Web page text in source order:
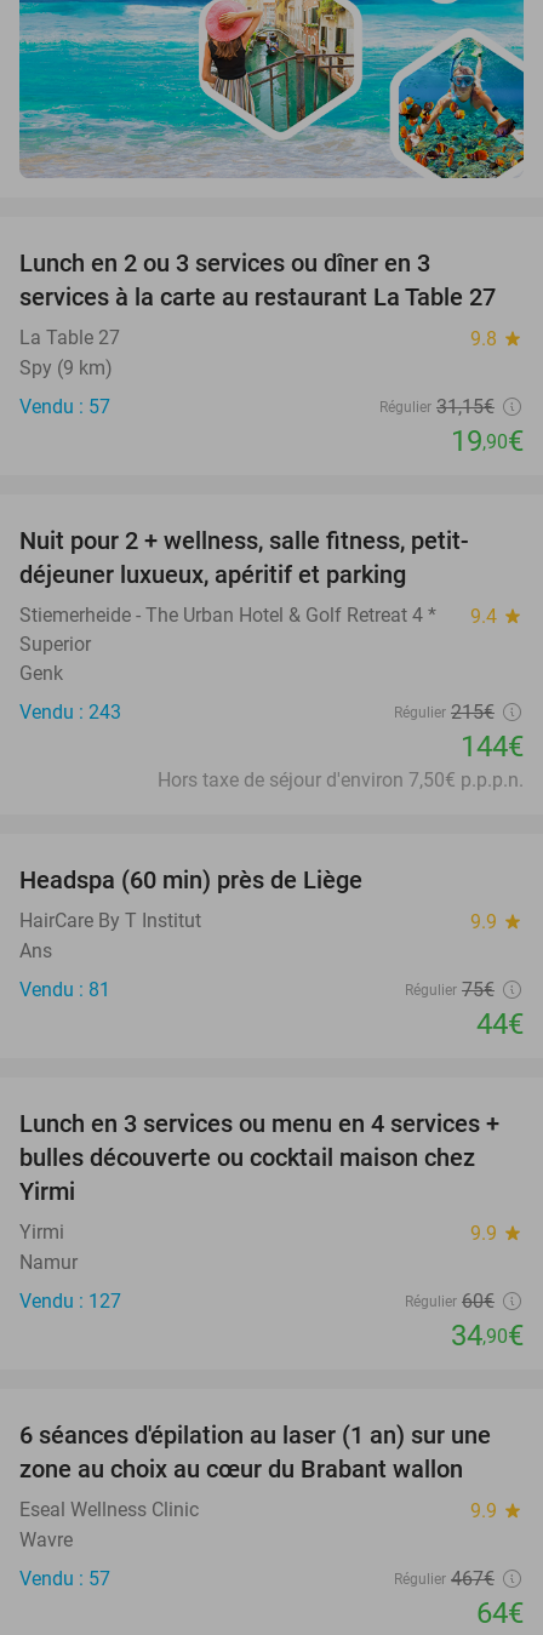
Lunch en 2 ou 3 services ou dîner en 3
services à la carte au restaurant La Table 27
La Table 27 9.8 star
Spy (9 km)
Vendu : 57
Régulier 31,15€
19,90€
Nuit pour 2 + wellness, salle fitness, petit-
déjeuner luxueux, apéritif et parking
Stiemerheide - The Urban Hotel & Golf Retreat 4 *
Superior
9.4 star
Genk
Vendu : 243
Régulier 215€
144€
Hors taxe de séjour d'environ 7,50€ p.p.p.n.
Headspa (60 min) près de Liège
HairCare By T Institut 9.9 star
Ans
Vendu : 81
Régulier 75€
44€
42%
Lunch en 3 services ou menu en 4 services +
bulles découverte ou cocktail maison chez
Yirmi
Yirmi 9.9 star
Namur
Vendu : 127
Régulier 60€
34,90€
86%
6 séances d'épilation au laser (1 an) sur une
zone au choix au cœur du Brabant wallon
Eseal Wellness Clinic 9.9 star
Wavre
Vendu : 57
Régulier 467€
64€